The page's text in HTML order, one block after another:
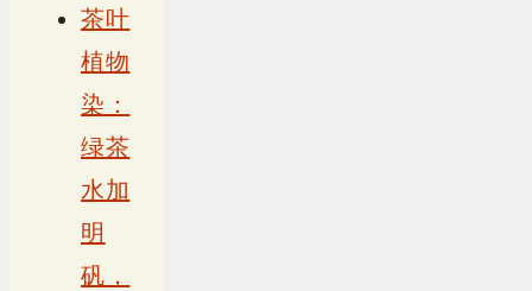
茶叶
植物
染：
绿茶
水加
明
矾，